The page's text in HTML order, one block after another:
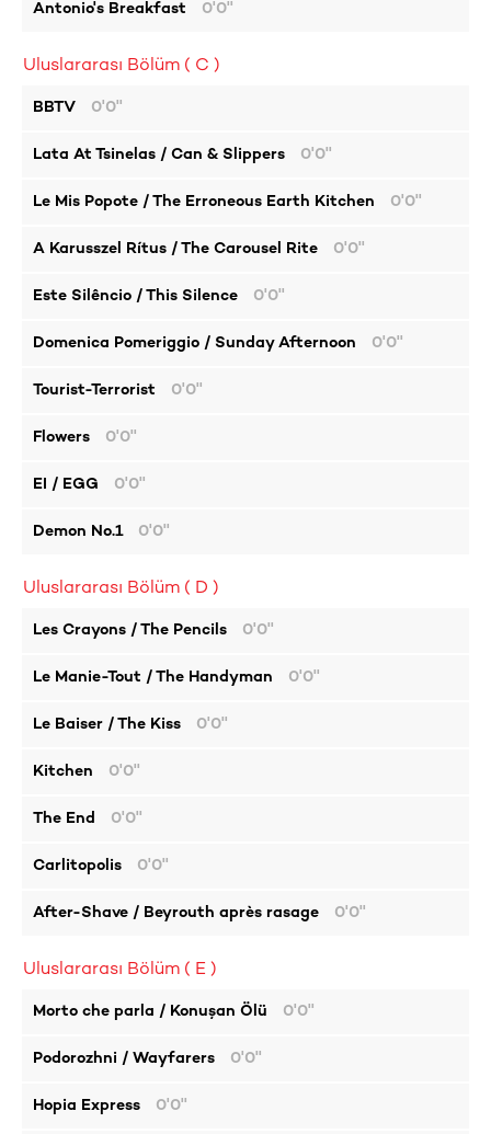
Antonio's Breakfast 0'0''
Uluslararası Bölüm ( C )
BBTV 0'0''
Lata At Tsinelas / Can & Slippers 0'0''
Le Mis Popote / The Erroneous Earth Kitchen 0'0''
A Karusszel Rítus / The Carousel Rite 0'0''
Este Silêncio / This Silence 0'0''
Domenica Pomeriggio / Sunday Afternoon 0'0''
Tourist-Terrorist 0'0''
Flowers 0'0''
EI / EGG 0'0''
Demon No.1 0'0''
Uluslararası Bölüm ( D )
Les Crayons / The Pencils 0'0''
Le Manie-Tout / The Handyman 0'0''
Le Baiser / The Kiss 0'0''
Kitchen 0'0''
The End 0'0''
Carlitopolis 0'0''
After-Shave / Beyrouth après rasage 0'0''
Uluslararası Bölüm ( E )
Morto che parla / Konuşan Ölü 0'0''
Podorozhni / Wayfarers 0'0''
Hopia Express 0'0''